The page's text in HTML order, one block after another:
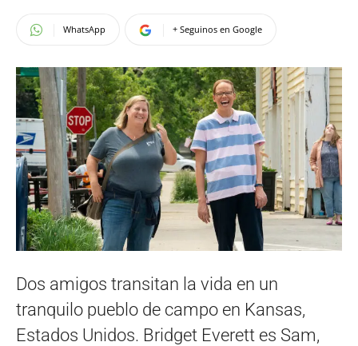
WhatsApp + Seguinos en Google
Dos amigos transitan la vida en un
tranquilo pueblo de campo en Kansas,
Estados Unidos. Bridget Everett es Sam,